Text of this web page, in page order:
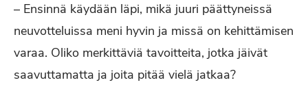
– Ensinnä käydään läpi, mikä juuri päättyneissä
neuvotteluissa meni hyvin ja missä on kehittämisen
varaa. Oliko merkittäviä tavoitteita, jotka jäivät
saavuttamatta ja joita pitää vielä jatkaa?